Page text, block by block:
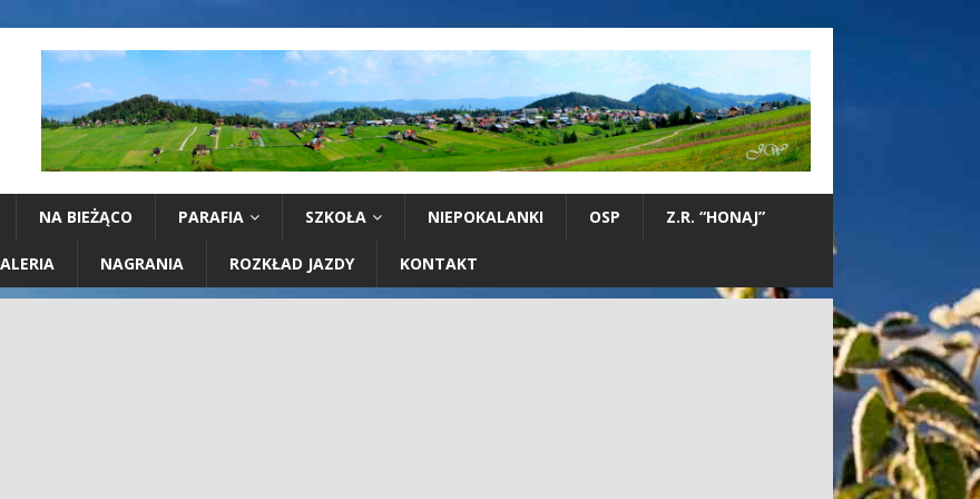
NA BIEŻĄCO PARAFIA SZKOŁA NIEPOKALANKI OSP Z.R. “HONAJ”
NAGRANIA ROZKŁAD JAZDY KONTAKT